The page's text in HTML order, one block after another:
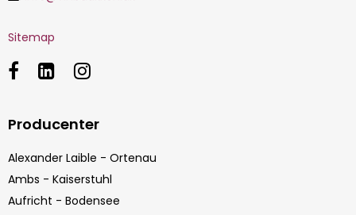
Sitemap
Producenter
Alexander Laible - Ortenau
Ambs - Kaiserstuhl
Aufricht - Bodensee